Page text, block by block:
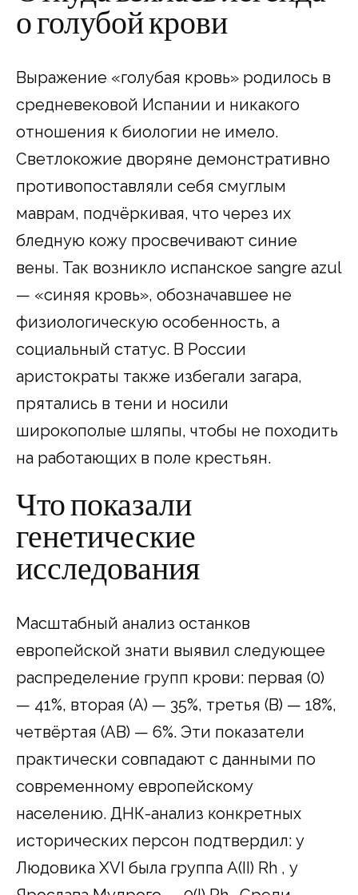
о голубой крови
Выражение «голубая кровь» родилось в
средневековой Испании и никакого
отношения к биологии не имело.
Светлокожие дворяне демонстративно
противопоставляли себя смуглым
маврам, подчёркивая, что через их
бледную кожу просвечивают синие
вены. Так возникло испанское sangre azul
— «синяя кровь», обозначавшее не
физиологическую особенность, а
социальный статус. В России
аристократы также избегали загара,
прятались в тени и носили
широкополые шляпы, чтобы не походить
на работающих в поле крестьян.​
Что показали
генетические
исследования
Масштабный анализ останков
европейской знати выявил следующее
распределение групп крови: первая (0)
— 41%, вторая (A) — 35%, третья (B) — 18%,
четвёртая (AB) — 6%. Эти показатели
практически совпадают с данными по
современному европейскому
населению. ДНК-анализ конкретных
исторических персон подтвердил: у
Людовика XVI была группа A(II) Rh , у